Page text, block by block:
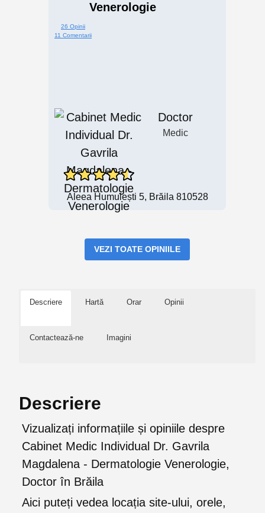
Venerologie
26 Opinii
11 Comentarii
Doctor
Medic
Aleea Humulești 5, Brăila 810528
VEZI TOATE OPINIILE
Descriere Hartă Orar Opinii
Contactează-ne Imagini
Descriere
Vizualizați informațiile și opiniile despre
Cabinet Medic Individual Dr. Gavrila
Magdalena - Dermatologie Venerologie,
Doctor în Brăila
Aici puteți vedea locația site-ului, orele,